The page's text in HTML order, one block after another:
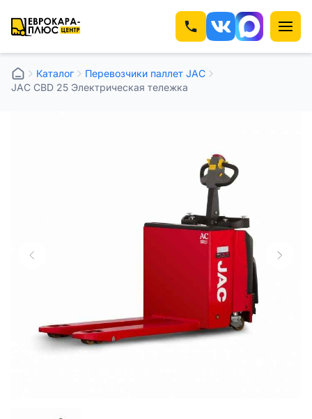
Каталог
Перевозчики паллет JAC
JAC CBD 25 Электрическая тележка